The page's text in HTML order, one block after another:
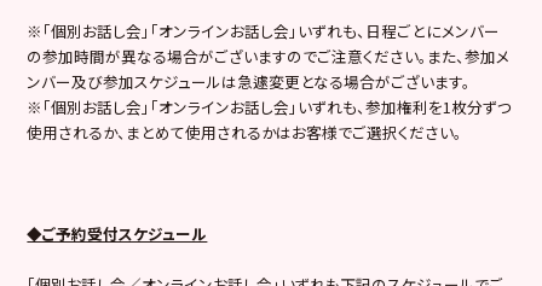
※「個別お話し会」「オンラインお話し会」いずれも、日程ごとにメンバー
の参加時間が異なる場合がございますのでご注意ください。また、参加メ
ンバー及び参加スケジュールは急遽変更となる場合がございます。
※「個別お話し会」「オンラインお話し会」いずれも、参加権利を1枚分ずつ
使用されるか、まとめて使用されるかはお客様でご選択ください。
◆ご予約受付スケジュール